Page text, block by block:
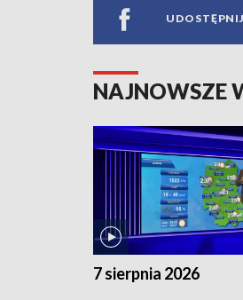
NAJNOWSZE
7 sierpnia 2026